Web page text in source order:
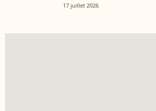
17 juillet 2026